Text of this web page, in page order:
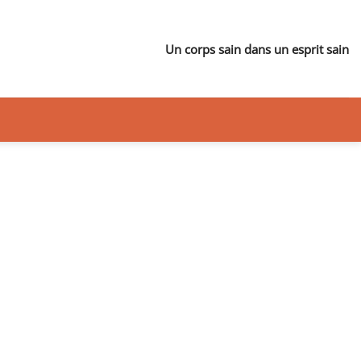
Un corps sain dans un esprit sain